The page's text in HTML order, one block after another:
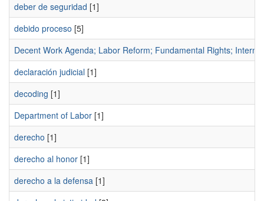
deber de seguridad [1]
debido proceso [5]
Decent Work Agenda; Labor Reform; Fundamental Rights;
declaración judicial [1]
decoding [1]
Department of Labor [1]
derecho [1]
derecho al honor [1]
derecho a la defensa [1]